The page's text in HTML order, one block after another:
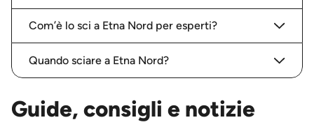
Com’è lo sci a Etna Nord per esperti?
Quando sciare a Etna Nord?
Guide, consigli e notizie